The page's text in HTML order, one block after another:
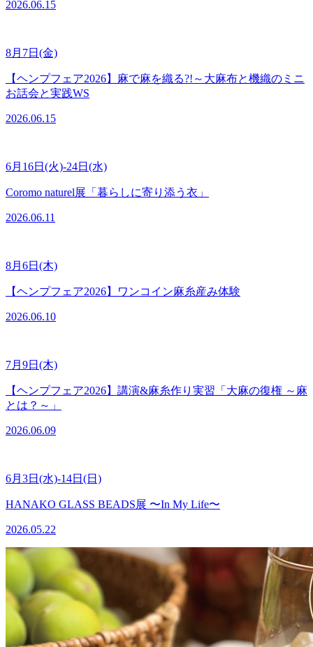
2026.06.15
8月7日(金)
【ヘンプフェア2026】麻で麻を織る?!～大麻布と機織のミニ
お話会と実践WS
2026.06.15
6月16日(火)-24日(水)
Coromo naturel展「暮らしに寄り添う衣」
2026.06.11
8月6日(木)
【ヘンプフェア2026】ワンコイン麻糸産み体験
2026.06.10
7月9日(木)
【ヘンプフェア2026】講演&麻糸作り実習「大麻の復権 ～麻
とは？～」
2026.06.09
6月3日(水)-14日(日)
HANAKO GLASS BEADS展 〜In My Life〜
2026.05.22